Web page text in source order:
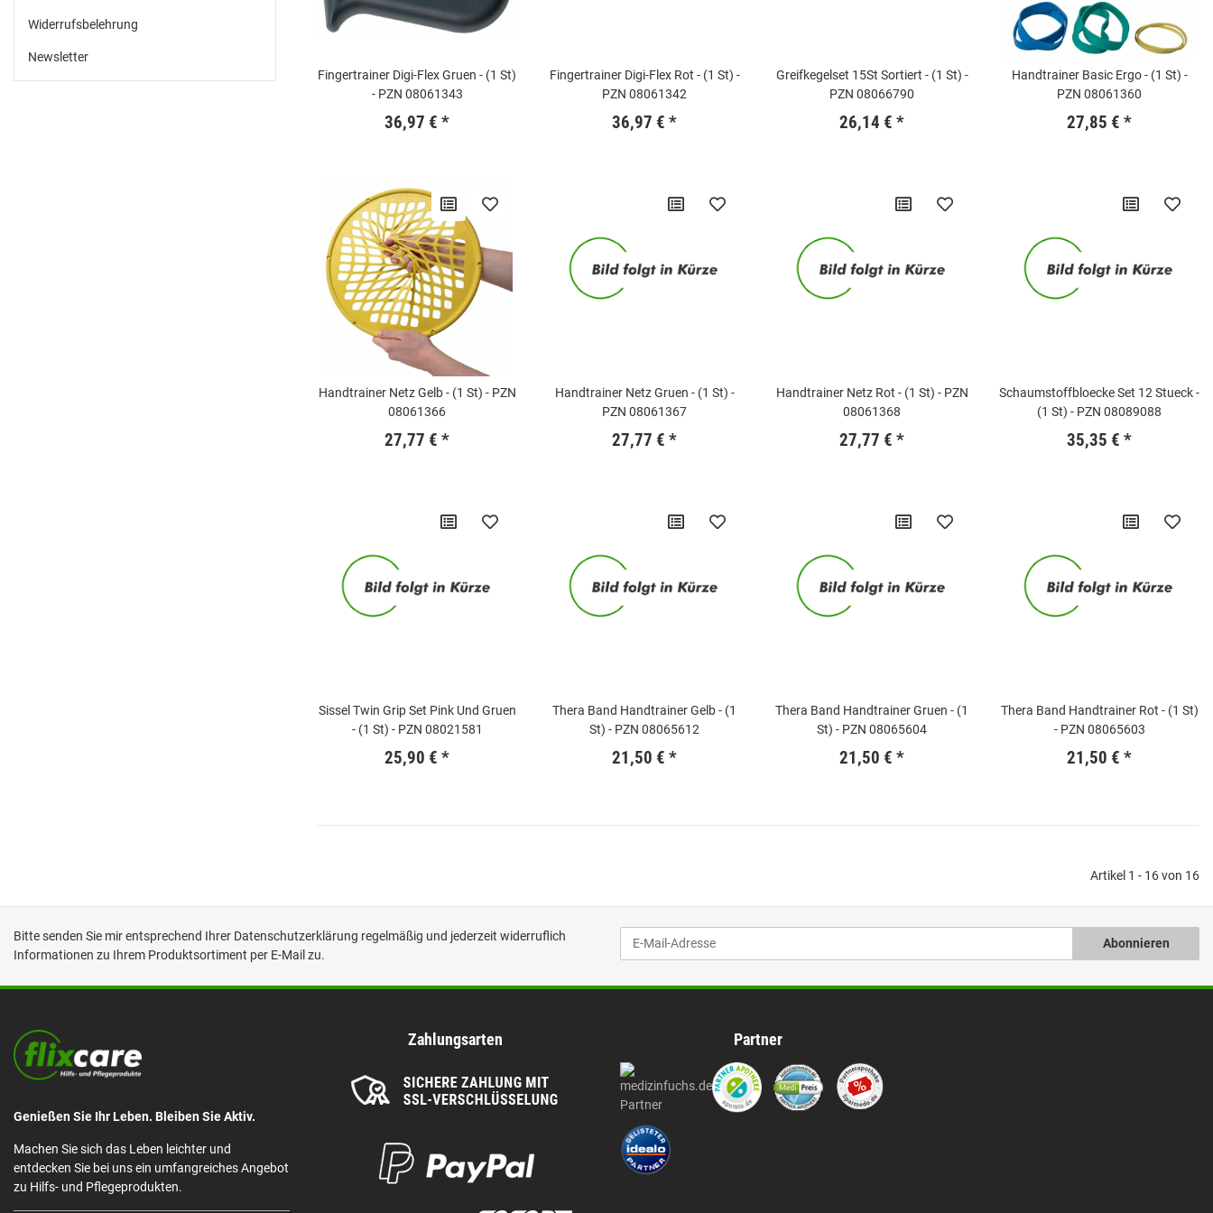
Fingertrainer Digi-Flex Gruen - (1 St)
- PZN 08061343
36,97 € *
Fingertrainer Digi-Flex Rot - (1 St) -
PZN 08061342
36,97 € *
Greifkegelset 15St Sortiert - (1 St) -
PZN 08066790
26,14 € *
Handtrainer Basic Ergo - (1 St) -
PZN 08061360
27,85 € *
Handtrainer Netz Gelb - (1 St) - PZN
08061366
27,77 € *
Handtrainer Netz Gruen - (1 St) -
PZN 08061367
27,77 € *
Handtrainer Netz Rot - (1 St) - PZN
08061368
27,77 € *
Schaumstoffbloecke Set 12 Stueck -
(1 St) - PZN 08089088
35,35 € *
Sissel Twin Grip Set Pink Und Gruen
- (1 St) - PZN 08021581
25,90 € *
Thera Band Handtrainer Gelb - (1
St) - PZN 08065612
21,50 € *
Thera Band Handtrainer Gruen - (1
St) - PZN 08065604
21,50 € *
Thera Band Handtrainer Rot - (1 St)
- PZN 08065603
21,50 € *
Artikel 1 - 16 von 16
Widerrufsbelehrung
Newsletter
Bitte senden Sie mir entsprechend Ihrer Datenschutzerklärung regelmäßig und jederzeit widerruflich
Informationen zu Ihrem Produktsortiment per E-Mail zu.
Abonnieren
Genießen Sie Ihr Leben. Bleiben Sie Aktiv.
Machen Sie sich das Leben leichter und
entdecken Sie bei uns ein umfangreiches Angebot
zu Hilfs- und Pflegeprodukten.
Zahlungsarten Partner